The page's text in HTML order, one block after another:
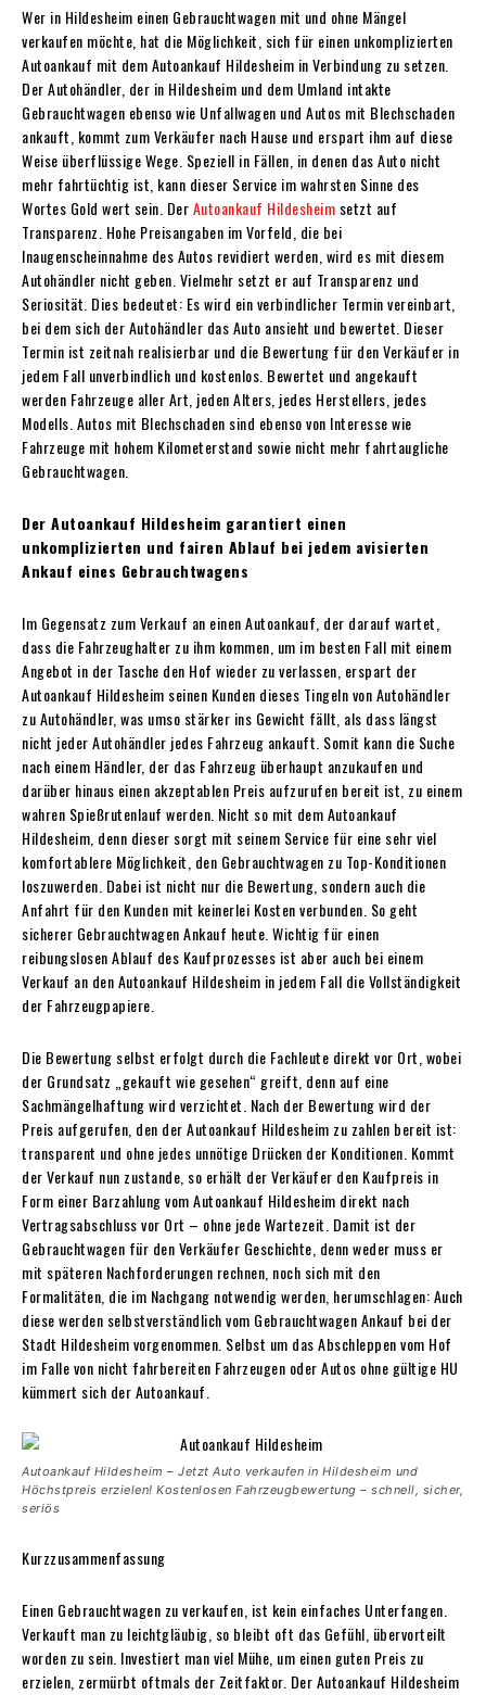
Wer in Hildesheim einen Gebrauchtwagen mit und ohne Mängel
verkaufen möchte, hat die Möglichkeit, sich für einen unkomplizierten
Autoankauf mit dem Autoankauf Hildesheim in Verbindung zu setzen.
Der Autohändler, der in Hildesheim und dem Umland intakte
Gebrauchtwagen ebenso wie Unfallwagen und Autos mit Blechschaden
ankauft, kommt zum Verkäufer nach Hause und erspart ihm auf diese
Weise überflüssige Wege. Speziell in Fällen, in denen das Auto nicht
mehr fahrtüchtig ist, kann dieser Service im wahrsten Sinne des
Wortes Gold wert sein. DerAutoankauf Hildesheim setzt auf
Transparenz. Hohe Preisangaben im Vorfeld, die bei
Inaugenscheinnahme des Autos revidiert werden, wird es mit diesem
Autohändler nicht geben. Vielmehr setzt er auf Transparenz und
Seriosität. Dies bedeutet: Es wird ein verbindlicher Termin vereinbart,
bei dem sich der Autohändler das Auto ansieht und bewertet. Dieser
Termin ist zeitnah realisierbar und die Bewertung für den Verkäufer in
jedem Fall unverbindlich und kostenlos. Bewertet und angekauft
werden Fahrzeuge aller Art, jeden Alters, jedes Herstellers, jedes
Modells. Autos mit Blechschaden sind ebenso von Interesse wie
Fahrzeuge mit hohem Kilometerstand sowie nicht mehr fahrtaugliche
Gebrauchtwagen.
Der Autoankauf Hildesheim garantiert einen
unkomplizierten und fairen Ablauf bei jedem avisierten
Ankauf eines Gebrauchtwagens
Im Gegensatz zum Verkauf an einen Autoankauf, der darauf wartet,
dass die Fahrzeughalter zu ihm kommen, um im besten Fall mit einem
Angebot in der Tasche den Hof wieder zu verlassen, erspart der
Autoankauf Hildesheim seinen Kunden dieses Tingeln von Autohändler
zu Autohändler, was umso stärker ins Gewicht fällt, als dass längst
nicht jeder Autohändler jedes Fahrzeug ankauft. Somit kann die Suche
nach einem Händler, der das Fahrzeug überhaupt anzukaufen und
darüber hinaus einen akzeptablen Preis aufzurufen bereit ist, zu einem
wahren Spießrutenlauf werden. Nicht so mit dem Autoankauf
Hildesheim, denn dieser sorgt mit seinem Service für eine sehr viel
komfortablere Möglichkeit, den Gebrauchtwagen zu Top-Konditionen
loszuwerden. Dabei ist nicht nur die Bewertung, sondern auch die
Anfahrt für den Kunden mit keinerlei Kosten verbunden. So geht
sicherer Gebrauchtwagen Ankauf heute. Wichtig für einen
reibungslosen Ablauf des Kaufprozesses ist aber auch bei einem
Verkauf an den Autoankauf Hildesheim in jedem Fall die Vollständigkeit
der Fahrzeugpapiere.
Die Bewertung selbst erfolgt durch die Fachleute direkt vor Ort, wobei
der Grundsatz „gekauft wie gesehen“ greift, denn auf eine
Sachmängelhaftung wird verzichtet. Nach der Bewertung wird der
Preis aufgerufen, den der Autoankauf Hildesheim zu zahlen bereit ist:
transparent und ohne jedes unnötige Drücken der Konditionen. Kommt
der Verkauf nun zustande, so erhält der Verkäufer den Kaufpreis in
Form einer Barzahlung vom Autoankauf Hildesheim direkt nach
Vertragsabschluss vor Ort – ohne jede Wartezeit. Damit ist der
Gebrauchtwagen für den Verkäufer Geschichte, denn weder muss er
mit späteren Nachforderungen rechnen, noch sich mit den
Formalitäten, die im Nachgang notwendig werden, herumschlagen: Auch
diese werden selbstverständlich vom Gebrauchtwagen Ankauf bei der
Stadt Hildesheim vorgenommen. Selbst um das Abschleppen vom Hof
im Falle von nicht fahrbereiten Fahrzeugen oder Autos ohne gültige HU
kümmert sich der Autoankauf.
Autoankauf Hildesheim – Jetzt Auto verkaufen in Hildesheim und
Höchstpreis erzielen! Kostenlosen Fahrzeugbewertung – schnell, sicher,
seriös
Kurzzusammenfassung
Einen Gebrauchtwagen zu verkaufen, ist kein einfaches Unterfangen.
Verkauft man zu leichtgläubig, so bleibt oft das Gefühl, übervorteilt
worden zu sein. Investiert man viel Mühe, um einen guten Preis zu
erzielen, zermürbt oftmals der Zeitfaktor. Der Autoankauf Hildesheim